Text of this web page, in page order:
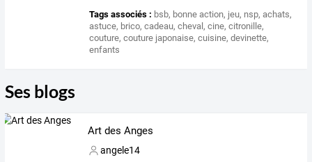
Tags associés : bsb, bonne action, jeu, nsp,achats,
astuce, brico,cadeau,cheval,cine,citronille,
couture,couture japonaise,cuisine,devinette,
enfants
Ses blogs
Art des Anges
angele14